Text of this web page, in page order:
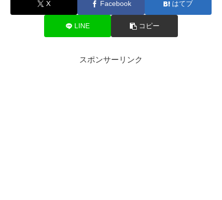
X Facebook はてブ
LINE コピー
スポンサーリンク